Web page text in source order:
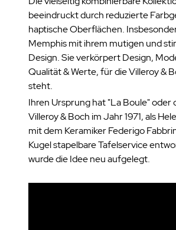
beeindruckt durch reduzierte
haptische Oberflächen.
Memphis mit ihrem mutigen und
Design. Sie verkörpert Design,
Qualität & Werte, für die Villeroy &
steht.
Ihren Ursprung hat "La Boule" oder
Villeroy & Boch im Jahr 1971, als
mit dem Keramiker Federigo
Kugel stapelbare Tafelservice
wurde die Idee neu aufgelegt.